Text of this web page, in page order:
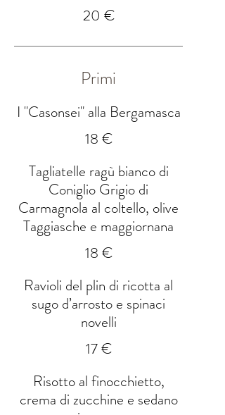
20 €
Primi
I "Casonsei" alla Bergamasca
18 €
Tagliatelle ragù bianco di
Coniglio Grigio di
Carmagnola al coltello, olive
Taggiasche e maggiornana
18 €
Ravioli del plin di ricotta al
sugo d’arrosto e spinaci
novelli
17 €
Risotto al finocchietto,
crema di zucchine e sedano